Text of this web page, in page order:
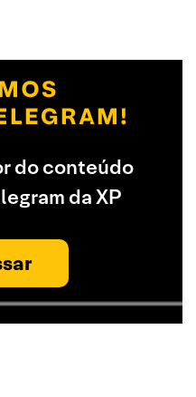
do conteúdo
da XP